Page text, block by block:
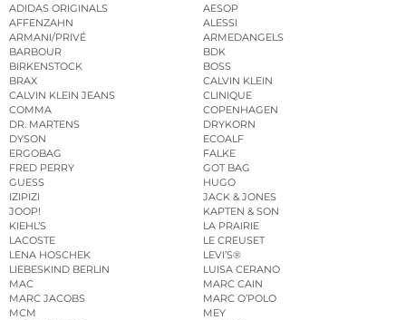
ADIDAS ORIGINALS
AESOP
AFFENZAHN
ALESSI
ARMANI/PRIVÉ
ARMEDANGELS
BARBOUR
BDK
BIRKENSTOCK
BOSS
BRAX
CALVIN KLEIN
CALVIN KLEIN JEANS
CLINIQUE
COMMA
COPENHAGEN
DR. MARTENS
DRYKORN
DYSON
ECOALF
ERGOBAG
FALKE
FRED PERRY
GOT BAG
GUESS
HUGO
IZIPIZI
JACK & JONES
JOOP!
KAPTEN & SON
KIEHL’S
LA PRAIRIE
LACOSTE
LE CREUSET
LENA HOSCHEK
LEVI’S®
LIEBESKIND BERLIN
LUISA CERANO
MAC
MARC CAIN
MARC JACOBS
MARC O’POLO
MCM
MEY